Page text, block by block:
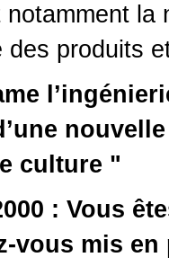
la
des produits
culture "
: Vous
vous mis en